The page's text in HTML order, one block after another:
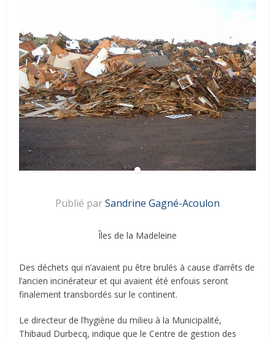
Publié parSandrine Gagné-Acoulon
Îles de la Madeleine
Des déchets qui n’avaient pu être brulés à cause d’arrêts de
l’ancien incinérateur et qui avaient été enfouis seront
finalement transbordés sur le continent.
Le directeur de l’hygiène du milieu à la Municipalité,
Thibaud Durbecq, indique que le Centre de gestion des